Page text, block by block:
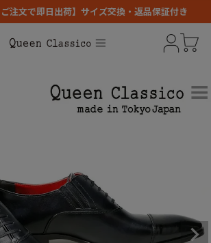
注文で即日出荷】サイズ交換・返品保証付き